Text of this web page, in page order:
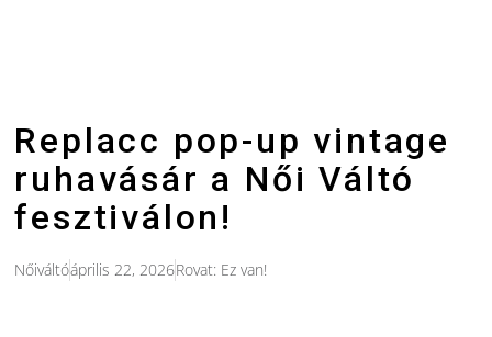
Replacc pop-up vintage
ruhavásár a Női Váltó
fesztiválon!
Nőiváltóáprilis 22, 2026Rovat: Ez van!